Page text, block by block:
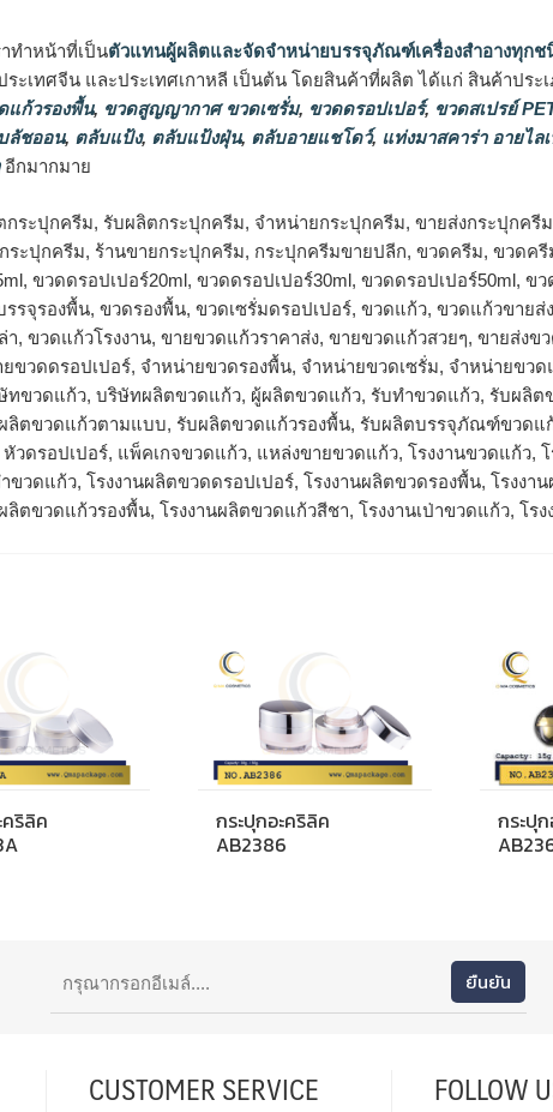
าทำหน้าที่เป็นตัวแทนผู้ผลิตและจัดจำหน่ายบรรจุภัณฑ์เครื่องสำอางทุกช
ระเทศจีน และประเทศเกาหลี เป็นต้น โดยสินค้าที่ผลิต ได้แก่ สินค้าประ
แก้วรองพื้น, ขวดสูญญากาศ ขวดเซรั่ม, ขวดดรอปเปอร์, ขวดสเปรย์
ลัชออน, ตลับแป้ง, ตลับแป้งฝุ่น, ตลับอายแชโดว์, แท่งมาสคาร่า อายไล
อีกมากมาย
กระปุกครีม, รับผลิตกระปุกครีม, จำหน่ายกระปุกครีม, ขายส่งกระปุกครี
ระปุกครีม, ร้านขายกระปุกครีม, กระปุกครีมขายปลีก, ขวดครีม, ขวดค
ขวดดรอปเปอร์20ml, ขวดดรอปเปอร์30ml, ขวดดรอปเปอร์50ml, ข
รจุรองพื้น, ขวดรองพื้น, ขวดเซรั่มดรอปเปอร์, ขวดแก้ว, ขวดแก้วขายส่
, ขวดแก้วโรงงาน, ขายขวดแก้วราคาส่ง, ขายขวดแก้วสวยๆ, ขายส่งข
ขวดดรอปเปอร์, จำหน่ายขวดรองพื้น, จำหน่ายขวดเซรั่ม, จำหน่ายขว
ขวดแก้ว, บริษัทผลิตขวดแก้ว, ผู้ผลิตขวดแก้ว, รับทำขวดแก้ว, รับผลิต
ลิตขวดแก้วตามแบบ, รับผลิตขวดแก้วรองพื้น, รับผลิตบรรจุภัณฑ์ขวดแ
ดรอปเปอร์, แพ็คเกจขวดแก้ว, แหล่งขายขวดแก้ว, โรงงานขวดแก้ว,
วดแก้ว, โรงงานผลิตขวดดรอปเปอร์, โรงงานผลิตขวดรองพื้น, โรงงา
ตขวดแก้วรองพื้น, โรงงานผลิตขวดแก้วสีชา, โรงงานเป่าขวดแก้ว, โร
คริลิค
กระปุกอะคริลิค
AB2386
กระปุ
CUSTOMER SERVICE FOLLOW